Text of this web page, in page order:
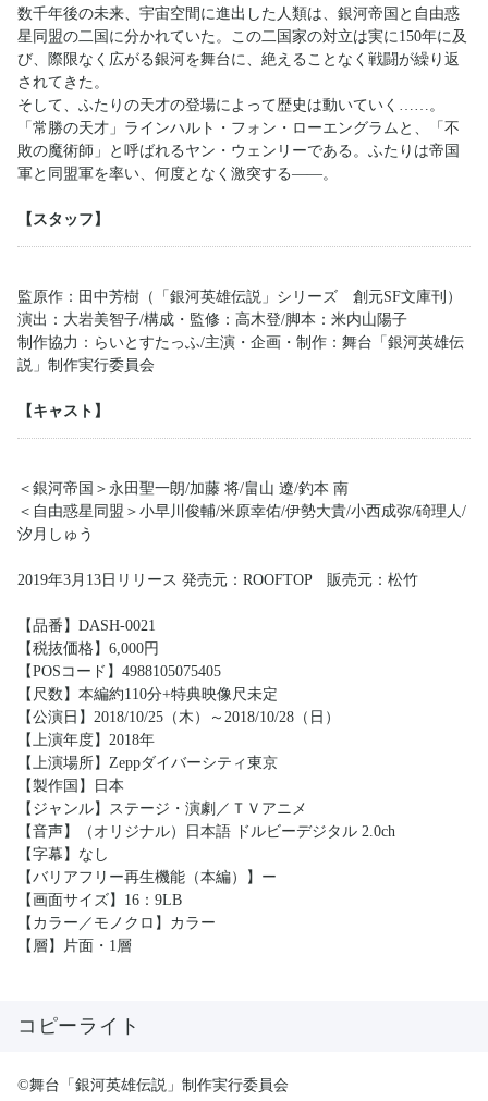
数千年後の未来、宇宙空間に進出した人類は、銀河帝国と自由惑
星同盟の二国に分かれていた。この二国家の対立は実に150年に及
び、際限なく広がる銀河を舞台に、絶えることなく戦闘が繰り返
されてきた。
そして、ふたりの天才の登場によって歴史は動いていく……。
「常勝の天才」ラインハルト・フォン・ローエングラムと、「不
敗の魔術師」と呼ばれるヤン・ウェンリーである。ふたりは帝国
軍と同盟軍を率い、何度となく激突する――。
【スタッフ】
監原作：田中芳樹（「銀河英雄伝説」シリーズ 創元SF文庫刊）
演出：大岩美智子/構成・監修：高木登/脚本：米内山陽子
制作協力：らいとすたっふ/主演・企画・制作：舞台「銀河英雄伝
説」制作実行委員会
【キャスト】
＜銀河帝国＞永田聖一朗/加藤 将/畠山 遼/釣本 南
＜自由惑星同盟＞小早川俊輔/米原幸佑/伊勢大貴/小西成弥/碕理人/
汐月しゅう
2019年3月13日リリース 発売元：ROOFTOP 販売元：松竹
【品番】DASH-0021
【税抜価格】6,000円
【POSコード】4988105075405
【尺数】本編約110分+特典映像尺未定
【公演日】2018/10/25（木）～2018/10/28（日）
【上演年度】2018年
【上演場所】Zeppダイバーシティ東京
【製作国】日本
【ジャンル】ステージ・演劇／ＴＶアニメ
【音声】（オリジナル）日本語 ドルビーデジタル 2.0ch
【字幕】なし
【バリアフリー再生機能（本編）】ー
【画面サイズ】16：9LB
【カラー／モノクロ】カラー
【層】片面・1層
コピーライト
©舞台「銀河英雄伝説」制作実行委員会